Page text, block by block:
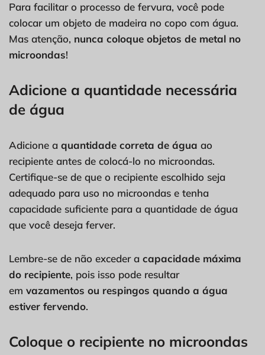
Para facilitar o processo de fervura, você pode
colocar um objeto de madeira no copo com água.
Mas atenção, nunca coloque objetos de metal no
microondas!
Adicione a quantidade necessária
de água
Adicione a quantidade correta de água ao
recipiente antes de colocá-lo no microondas.
Certifique-se de que o recipiente escolhido seja
adequado para uso no microondas e tenha
capacidade suficiente para a quantidade de água
que você deseja ferver.
Lembre-se de não exceder a capacidade máxima
do recipiente, pois isso pode resultar
em vazamentos ou respingos quando a água
estiver fervendo.
Coloque o recipiente no microondas